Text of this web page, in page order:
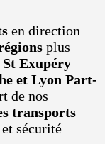
en direction
plus
Exupéry
et Lyon Part-
de nos
transports
sécurité